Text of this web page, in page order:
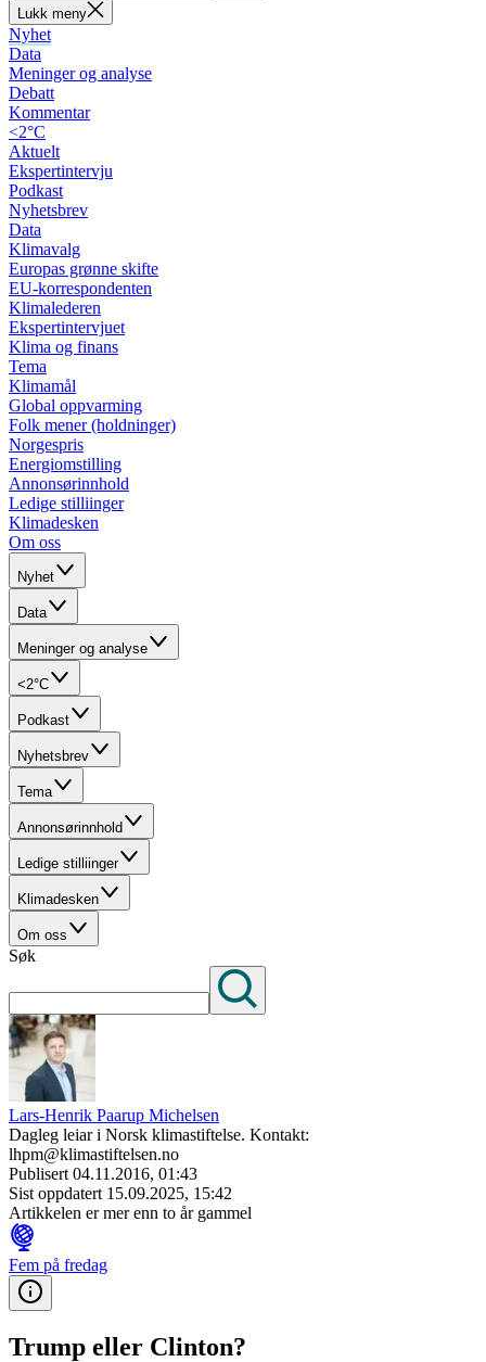
Lukk meny
Nyhet
Data
Meninger og analyse
Debatt
Kommentar
<2°C
Aktuelt
Ekspertintervju
Podkast
Nyhetsbrev
Data
Klimavalg
Europas grønne skifte
EU-korrespondenten
Klimalederen
Ekspertintervjuet
Klima og finans
Tema
Klimamål
Global oppvarming
Folk mener (holdninger)
Norgespris
Energiomstilling
Annonsørinnhold
Ledige stilliinger
Klimadesken
Om oss
Nyhet
Data
Meninger og analyse
<2°C
Podkast
Nyhetsbrev
Tema
Annonsørinnhold
Ledige stilliinger
Klimadesken
Om oss
Søk
Lars-Henrik Paarup Michelsen
Dagleg leiar i Norsk klimastiftelse. Kontakt:
lhpm@klimastiftelsen.no
Publisert 04.11.2016, 01:43
Sist oppdatert 15.09.2025, 15:42
Artikkelen er mer enn to år gammel
Fem på fredag
Trump eller Clinton?